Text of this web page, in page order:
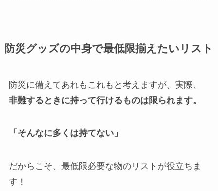
防災グッズの中身で最低限揃えたいリスト
防災に備えてあれもこれもと考えますが、実際、
非難するときに持って行けるものは限られます。
「そんなに多くは持てない」
だからこそ、最低限必要な物のリストが役立ちま
す！